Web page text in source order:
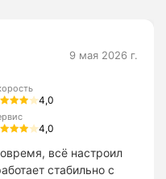
9 мая 2026 г.
4,0
4,0
всё настроил
стабильно с